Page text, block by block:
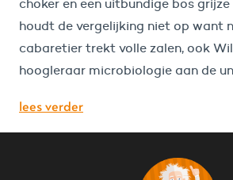
choker en een uitbundige bos grijze
houdt de vergelijking niet op want
cabaretier trekt volle zalen, ook
hoogleraar microbiologie aan de
lees verder